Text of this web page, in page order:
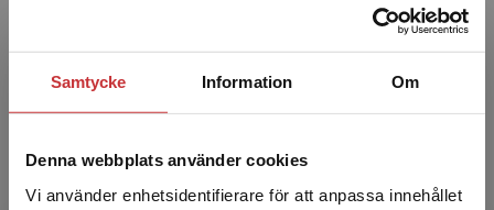
Samtycke Information Om
Denna webbplats använder cookies
Vi använder enhetsidentifierare för att anpassa innehållet